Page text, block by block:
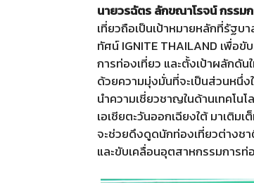
นายวรฉัตร ลักขณาโรจน์ กรรม
เที่ยวถือเป็นเป้าหมายหลักที่รัฐบ
ทัศน์ IGNITE THAILAND เพื่
การท่องเที่ยว และตั้งเป้าผลักดั
ด้วยความมุ่งมั่นที่จะเป็นส่วนหนึ่
นำความเชี่ยวชาญในด้านเทคโ
เอเชียตะวันออกเฉียงใต้ มาเติ
จะช่วยดึงดูดนักท่องเที่ยวต่างชา
และขับเคลื่อนอุตสาหกรรมการ